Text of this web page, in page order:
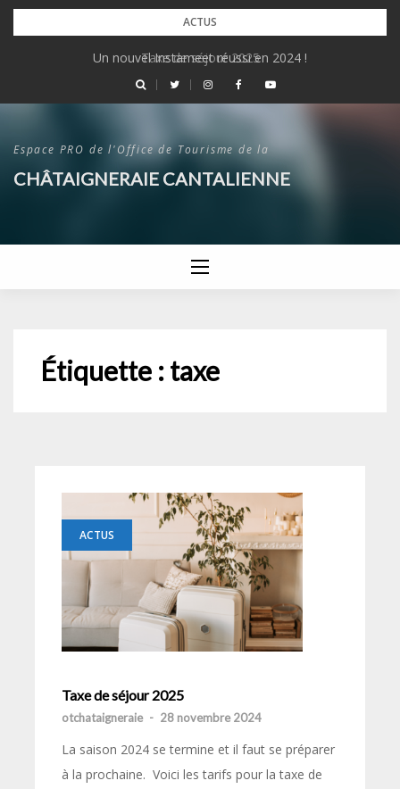
Skip
ACTUS
Taxe de séjour 2025
Un nouvel Instameet réussi en 2024 !
Espace PRO de l'Office de Tourisme de la
CHÂTAIGNERAIE CANTALIENNE
Étiquette :taxe
ACTUS
Taxe de séjour 2025
otchataigneraie - 28 novembre 2024
La saison 2024 se termine et il faut se préparer
à la prochaine. Voici les tarifs pour la taxe de